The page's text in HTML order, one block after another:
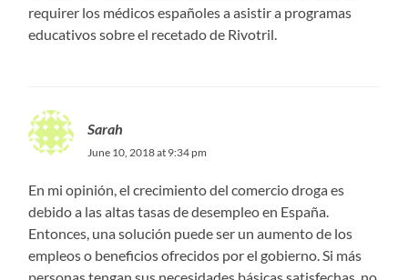
requirer los médicos españoles a asistir a programas
educativos sobre el recetado de Rivotril.
Sarah
June 10, 2018 at 9:34 pm
En mi opinión, el crecimiento del comercio droga es
debido a las altas tasas de desempleo en España.
Entonces, una solución puede ser un aumento de los
empleos o beneficios ofrecidos por el gobierno. Si más